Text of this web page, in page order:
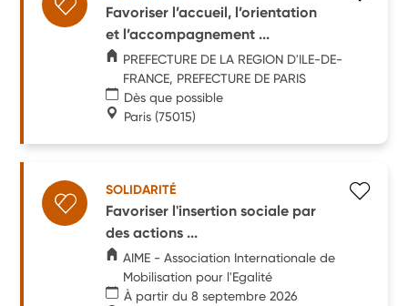
Favoriser l’accueil, l’orientation
et l’accompagnement ...
PREFECTURE DE LA REGION D'ILE-DE-
FRANCE, PREFECTURE DE PARIS
Dès que possible
Paris (75015)
SOLIDARITÉ
Favoriser l'insertion sociale par
des actions ...
AIME - Association Internationale de
Mobilisation pour l'Egalité
À partir du 8 septembre 2026